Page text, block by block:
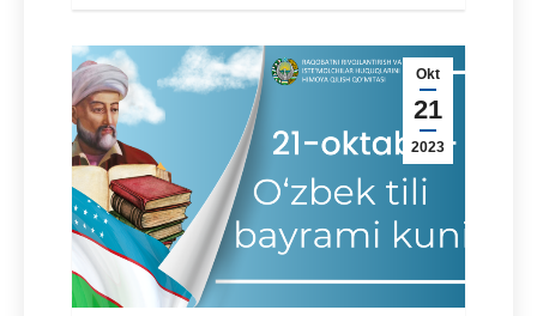
Okt
21
2023